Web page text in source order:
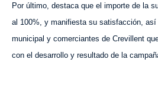
Por último, destaca que el importe de la
al 100%, y manifiesta su satisfacción, así
municipal y comerciantes de Crevillent
con el desarrollo y resultado de la